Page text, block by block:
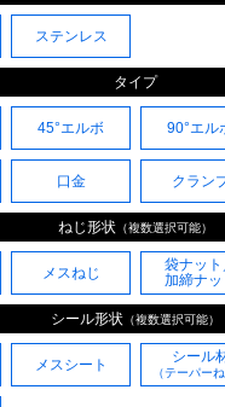
ステンレス
タイプ
45°エルボ 90°エル
口金 クラン
ねじ形状 （複数選択可能）
メスねじ
袋ナット
加締ナッ
シール形状 （複数選択可能）
メスシート シール
（テーパーね